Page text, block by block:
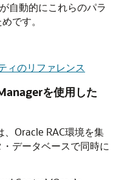
自動的にこれらのパラ
です。
ィのリファレンス
を使用した
Oracle RAC環境を集
データベースで同時に